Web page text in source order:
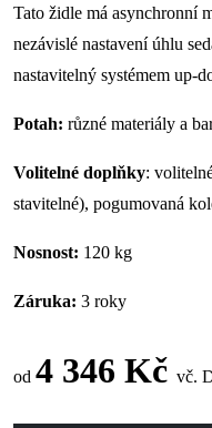
Tato židle má asynchronní
nezávislé nastavení úhlu
nastavitelný systémem up-
Potah: různé materiály a
Volitelné doplňky:
stavitelné), pogumovaná
Nosnost: 120 kg
Záruka: 3 roky
od 4 346 Kč vč.